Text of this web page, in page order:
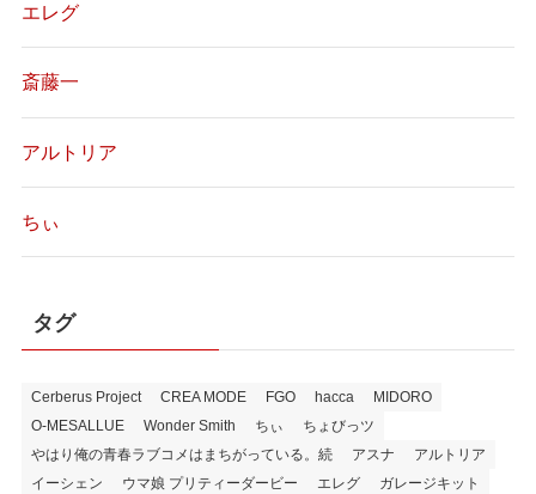
エレグ
斎藤一
アルトリア
ちぃ
タグ
Cerberus Project CREA MODE FGO hacca
MIDORO
O-MESALLUE
Wonder Smith ちぃ
ちょびっツ
やはり俺の青春ラブコメはまちがっている。続
アスナ
アルトリア
イーシェン
ウマ娘 プリティーダービー エレグ
ガレージキット